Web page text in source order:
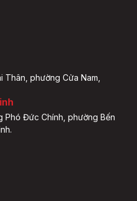
phường Cửa Nam,
Đức Chính, phường Bến